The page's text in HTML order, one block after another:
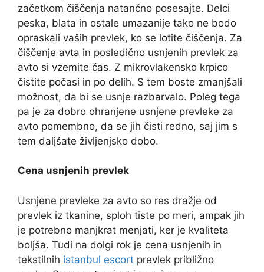
začetkom čiščenja natančno posesajte. Delci
peska, blata in ostale umazanije tako ne bodo
opraskali vaših prevlek, ko se lotite čiščenja. Za
čiščenje avta in posledično usnjenih prevlek za
avto si vzemite čas. Z mikrovlakensko krpico
čistite počasi in po delih. S tem boste zmanjšali
možnost, da bi se usnje razbarvalo. Poleg tega
pa je za dobro ohranjene usnjene prevleke za
avto pomembno, da se jih čisti redno, saj jim s
tem daljšate življenjsko dobo.
Cena usnjenih prevlek
Usnjene prevleke za avto so res dražje od
prevlek iz tkanine, sploh tiste po meri, ampak jih
je potrebno manjkrat menjati, ker je kvaliteta
boljša. Tudi na dolgi rok je cena usnjenih in
tekstilnih istanbul escort prevlek približno